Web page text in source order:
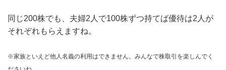
同じ200株でも、夫婦2人で100株ずつ持てば優待は2人が
それぞれもらえますね。
※家族といえど他人名義の利用はできません。みんなで株取引を楽しんでく